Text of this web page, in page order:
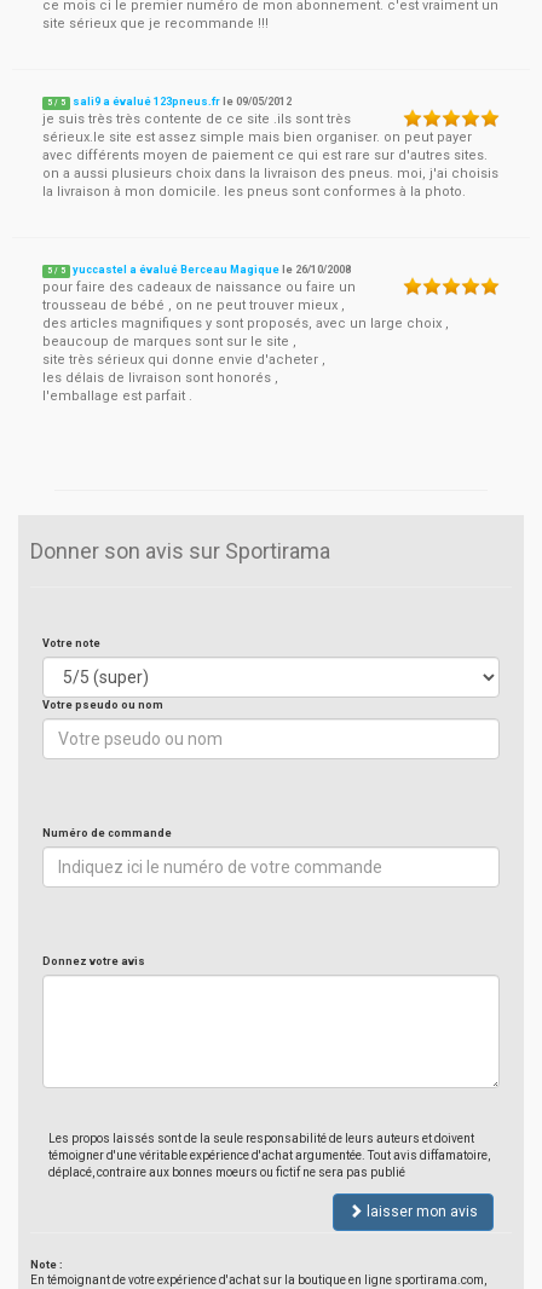
ce mois ci le premier numéro de mon abonnement. c'est vraiment un
site sérieux que je recommande !!!
5 / 5 sali9 a évalué 123pneus.fr le09/05/2012
je suis très très contente de ce site .ils sont très
sérieux.le site est assez simple mais bien organiser. on peut payer
avec différents moyen de paiement ce qui est rare sur d'autres sites.
on a aussi plusieurs choix dans la livraison des pneus. moi, j'ai choisis
la livraison à mon domicile. les pneus sont conformes à la photo.
5 / 5 yuccastel a évalué Berceau Magique le 26/10/2008
pour faire des cadeaux de naissance ou faire un
trousseau de bébé , on ne peut trouver mieux ,
des articles magnifiques y sont proposés, avec un large choix ,
beaucoup de marques sont sur le site ,
site très sérieux qui donne envie d'acheter ,
les délais de livraison sont honorés ,
l'emballage est parfait .
Donner son avis sur Sportirama
Votre note
Votre pseudo ou nom
Numéro de commande
Donnez votre avis
Les propos laissés sont de la seule responsabilité de leurs auteurs et doivent
témoigner d'une véritable expérience d'achat argumentée. Tout avis diffamatoire,
déplacé, contraire aux bonnes moeurs ou fictif ne sera pas publié
laisser mon avis
Note :
En témoignant de votre expérience d'achat sur la boutique en ligne sportirama.com,